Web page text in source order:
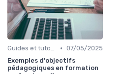
Guides et tutoriels • 07/05/2025
Exemples d'objectifs
pédagogiques en formation